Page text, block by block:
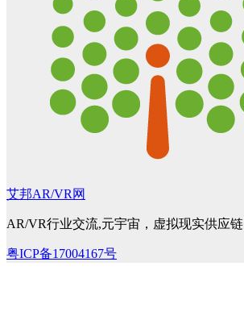
艾邦AR/VR网
AR/VR行业交流,元宇宙，虚拟现实供应链
粤ICP备17004167号